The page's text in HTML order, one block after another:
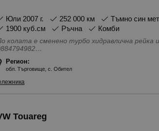
юли 2007 г. 252 000 км Тъмно син
1900 куб.см
Ръчна Комби
колата е сменено турбо хидравлична рейка и доста колата е за смяна
Ел. Стъкла, Климатроник,
регистрация, Сервизна книжка, Халогенни
Регион:
обл. Търговище, с. Обител
Touareg